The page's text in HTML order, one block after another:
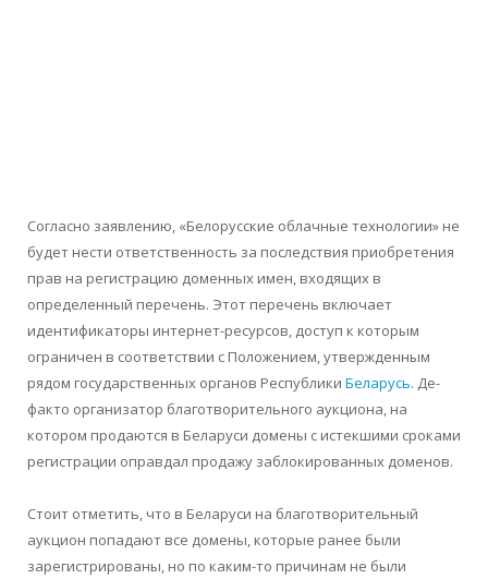
Согласно заявлению, «Белорусские облачные технологии» не
будет нести ответственность за последствия приобретения
прав на регистрацию доменных имен, входящих в
определенный перечень. Этот перечень включает
идентификаторы интернет-ресурсов, доступ к которым
ограничен в соответствии с Положением, утвержденным
рядом государственных органов Республики Беларусь. Де-
факто организатор благотворительного аукциона, на
котором продаются в Беларуси домены с истекшими сроками
регистрации оправдал продажу заблокированных доменов.
Стоит отметить, что в Беларуси на благотворительный
аукцион попадают все домены, которые ранее были
зарегистрированы, но по каким-то причинам не были